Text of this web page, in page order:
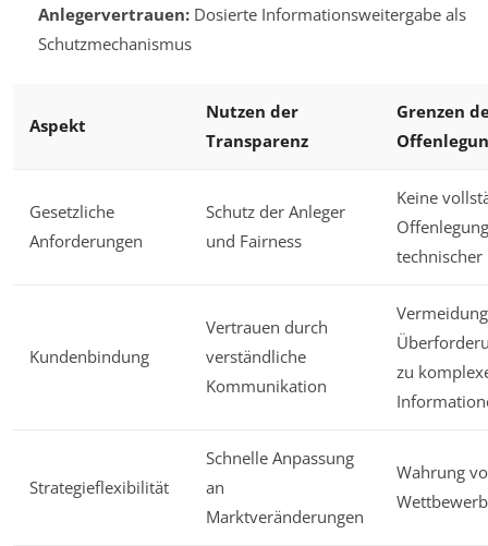
Anlegervertrauen:Dosierte Informationsweitergabe als
Schutzmechanismus
Aspekt
Nutzen der
Transparenz
Grenzen
Gesetzliche
Anforderungen
Schutz der Anleger
und Fairness
Keine
Offenlegung
technischer
Kundenbindung
Vertrauen durch
verständliche
Kommunikation
zu
Strategieflexibilität
Schnelle Anpassung
an
Marktveränderungen
Wahrung